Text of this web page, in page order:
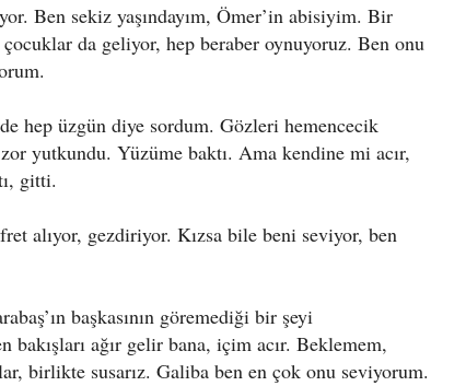
Ben sekiz yaşındayım, Ömer’in abisiyim. Bir
da geliyor, hep beraber oynuyoruz. Ben onu
hep üzgün diye sordum. Gözleri hemencecik
yutkundu. Yüzüme baktı. Ama kendine mi acır,
gitti.
alıyor, gezdiriyor. Kızsa bile beni seviyor, ben
başkasının göremediği bir şeyi
bakışları ağır gelir bana, içim acır. Beklemem,
birlikte susarız. Galiba ben en çok onu seviyorum.